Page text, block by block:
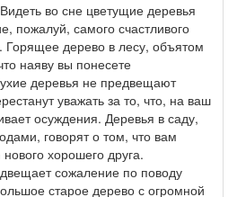
во сне цветущие деревья
пожалуй, самого счастливого
дерево в лесу, объятом
наяву вы понесете
деревья не предвещают
уважать за то, что, на ваш
осуждения. Деревья в саду,
говорят о том, что вам
хорошего друга.
сожаление по поводу
старое дерево с огромной